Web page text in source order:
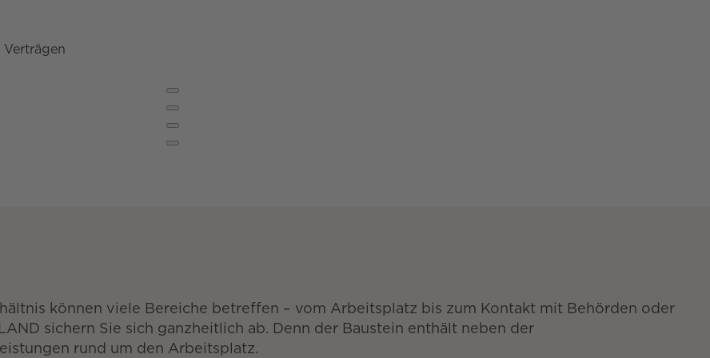
können viele Bereiche betreffen – vom Arbeitsplatz bis zum Kontakt mit Behörden oder
sichern Sie sich ganzheitlich ab. Denn der Baustein enthält neben der
rund um den Arbeitsplatz.